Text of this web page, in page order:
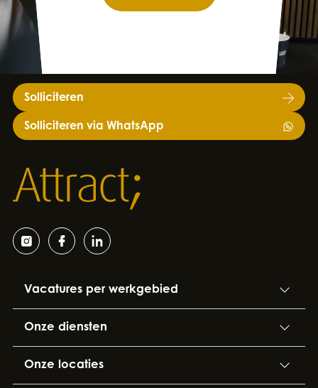
Solliciteren
Solliciteren via WhatsApp
Vacatures per werkgebied
Onze diensten
Onze locaties